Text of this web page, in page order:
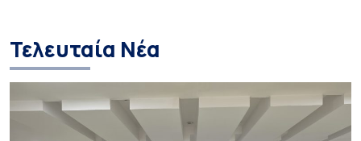
Τελευταία Νέα